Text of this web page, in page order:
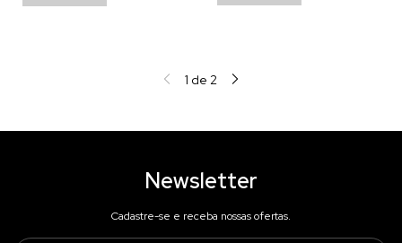
1 de 2
Newsletter
Cadastre-se e receba nossas ofertas.